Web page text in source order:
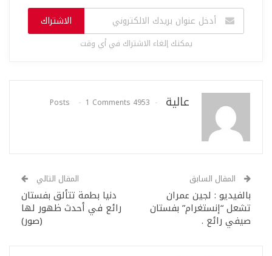
الاشتراك
يمكنك إلغاء الاشتراك في أي وقت
عالية 4953 Posts
1 Comments
المقال السابق
بالفيديو : لجين عمران
تشعل “إنستغرام” بفستان
صيفي رائع .
المقال التالي
دنيا بطمة تتألق بفستان
رائع في أحدث ظهور لها
(صور)